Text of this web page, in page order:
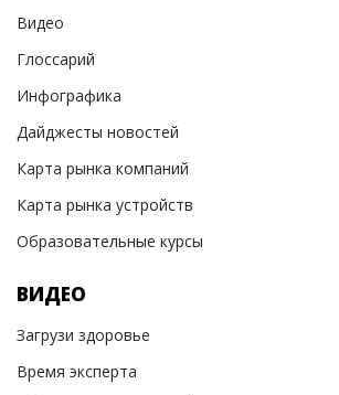
Видео
Глоссарий
Инфографика
Дайджесты новостей
Карта рынка компаний
Карта рынка устройств
Образовательные курсы
ВИДЕО
Загрузи здоровье
Время эксперта